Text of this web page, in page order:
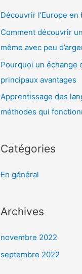
Découvrir l’Europe en
Comment découvrir
même avec peu
Pourquoi un échange
principaux avantages
Apprentissage des
méthodes qui
Catégories
En général
Archives
novembre 2022
septembre 2022